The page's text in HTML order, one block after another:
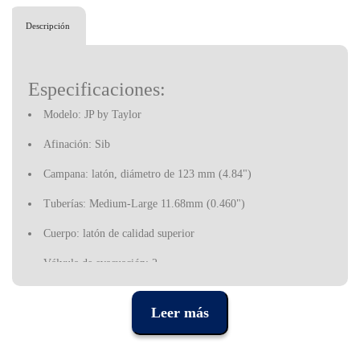
Descripción
Especificaciones:
Modelo: JP by Taylor
Afinación: Sib
Campana: latón, diámetro de 123 mm (4.84")
Tuberías: Medium-Large 11.68mm (0.460")
Cuerpo: latón de calidad superior
Válvula de evacuación: 2
Embocadura: JP 5C
Leer más